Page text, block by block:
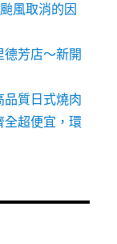
風取消的因
芳店～新開
質日式燒肉
超便宜，環